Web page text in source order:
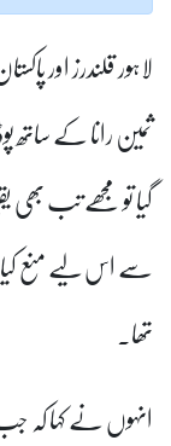
گیا تو مجھے تب
سے اس لیے منع
تھا۔
انہوں نے کہا کہ